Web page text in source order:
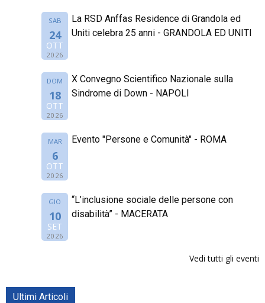
SAB
24
OTT
2026
La RSD Anffas Residence di Grandola ed
Uniti celebra 25 anni - GRANDOLA ED UNITI
DOM
18
OTT
2026
X Convegno Scientifico Nazionale sulla
Sindrome di Down - NAPOLI
MAR
6
OTT
2026
Evento "Persone e Comunità" - ROMA
GIO
10
SET
2026
“L’inclusione sociale delle persone con
disabilità” - MACERATA
Vedi tutti gli eventi
Ultimi Articoli